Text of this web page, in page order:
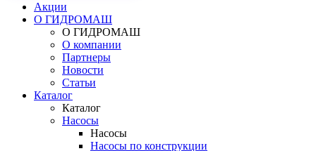
Акции
О ГИДРОМАШ
О ГИДРОМАШ
О компании
Партнеры
Новости
Статьи
Каталог
Каталог
Насосы
Насосы
Насосы по конструкции